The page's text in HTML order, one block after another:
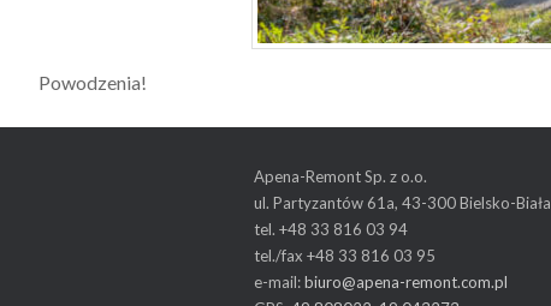
Powodzenia!
Apena-Remont Sp. z o.o.
ul. Partyzantów 61a, 43-300 Bielsko-Biała
tel. +48 33 816 03 94
tel./fax +48 33 816 03 95
e-mail:biuro@apena-remont.com.pl